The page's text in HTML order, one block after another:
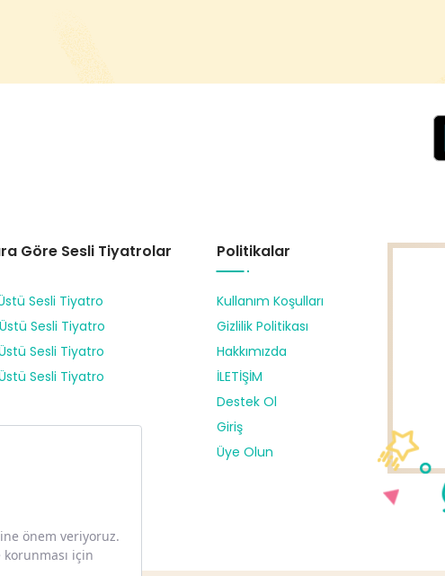
Göre Sesli Tiyatrolar
Sesli Tiyatro
Sesli Tiyatro
Sesli Tiyatro
Sesli Tiyatro
Politikalar
Kullanım Koşulları
Gizlilik Politikası
Hakkımızda
İLETİŞİM
Destek Ol
Giriş
Üye Olun